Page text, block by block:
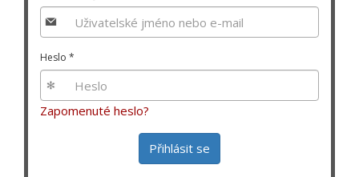
Heslo *
Zapomenuté heslo?
Přihlásit se